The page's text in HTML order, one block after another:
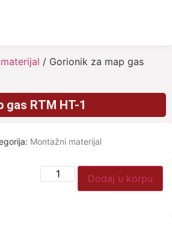
/ Gorionik za map gas
gas RTM HT-1
Montažni materijal
Dodaj u korpu